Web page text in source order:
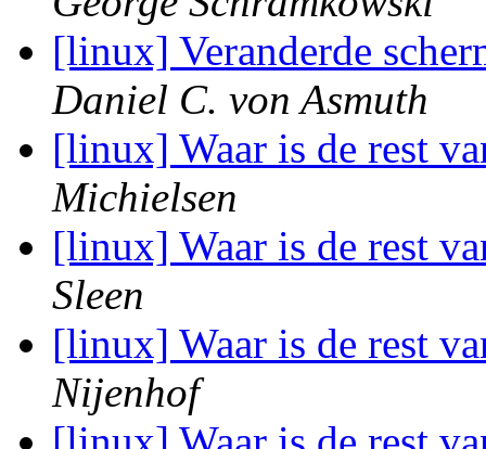
[linux] Veranderde
Daniel C. von Asmuth
[linux] Waar is de rest
Michielsen
[linux] Waar is de rest
Sleen
[linux] Waar is de rest
Nijenhof